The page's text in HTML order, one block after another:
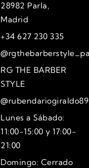
28982 Parla,
Madrid
+34 627 230 335
RG THE BARBER
STYLE
@rubendariogiraldo89
Lunes a Sábado:
11:00-15:00 y 17:00-
21:00
Domingo: Cerrado